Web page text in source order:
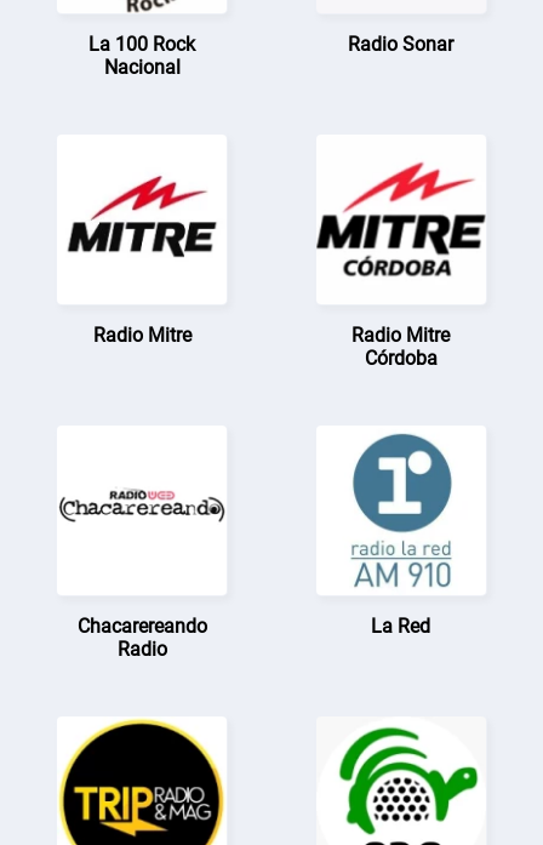
La 100 Rock
Nacional
Radio Sonar
Radio Mitre
Radio Mitre
Córdoba
Chacarereando
Radio
La Red